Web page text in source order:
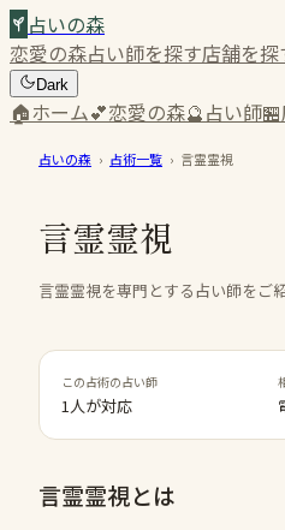
占いの森
恋愛の森占い師を探す店舗を探
Dark
🏠ホーム💕恋愛の森🔮占い師🏪
占いの森 › 占術一覧 › 言霊霊視
言霊霊視
言霊霊視を専門とする占い師をご紹
この占術の占い師
1人が対応
言霊霊視とは